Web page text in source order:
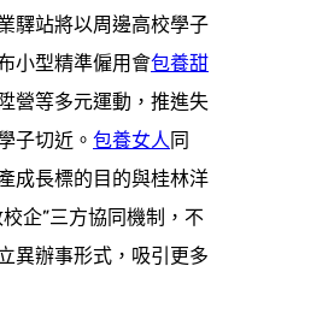
驛站將以周邊高校學子
小型精準僱用會包養甜
營等多元運動，推進失
子切近。 包養女人 同
成長標的目的與桂林洋
企”三方協同機制，不
異辦事形式，吸引更多